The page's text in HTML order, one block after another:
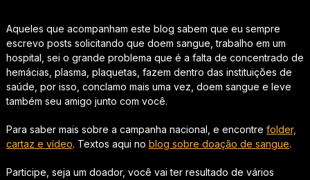
Aqueles que acompanham este blog sabem que eu sempre
escrevo posts solicitando que doem sangue, trabalho em um
hospital, sei o grande problema que é a falta de concentrado de
hemácias, plasma, plaquetas, fazem dentro das instituições de
saúde, por isso, conclamo mais uma vez, doem sangue e leve
também seu amigo junto com você.
Para saber mais sobre a campanha nacional, e encontre folder,
cartaz e vídeo. Textos aqui no blog sobre doação de sangue.
Participe, seja um doador, você vai ter resultado de vários